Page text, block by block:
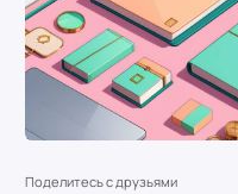
Поделитесь с друзьями